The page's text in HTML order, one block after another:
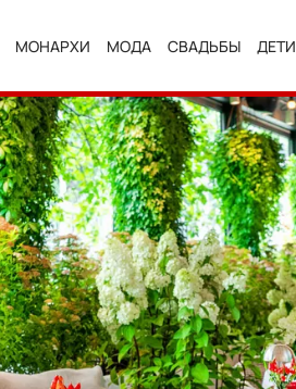
МОНАРХИ МОДА СВАДЬБЫ ДЕТИ